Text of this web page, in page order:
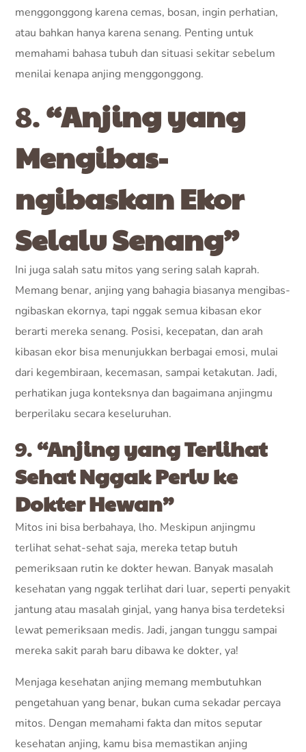
menggonggong karena cemas, bosan, ingin perhatian,
atau bahkan hanya karena senang. Penting untuk
memahami bahasa tubuh dan situasi sekitar sebelum
menilai kenapa anjing menggonggong.
8.“Anjing yang
Mengibas-
ngibaskan Ekor
Selalu Senang”
Ini juga salah satu mitos yang sering salah kaprah.
Memang benar, anjing yang bahagia biasanya mengibas-
ngibaskan ekornya, tapi nggak semua kibasan ekor
berarti mereka senang. Posisi, kecepatan, dan arah
kibasan ekor bisa menunjukkan berbagai emosi, mulai
dari kegembiraan, kecemasan, sampai ketakutan. Jadi,
perhatikan juga konteksnya dan bagaimana anjingmu
berperilaku secara keseluruhan.
9.“Anjing yang Terlihat
Sehat Nggak Perlu ke
Dokter Hewan”
Mitos ini bisa berbahaya, lho. Meskipun anjingmu
terlihat sehat-sehat saja, mereka tetap butuh
pemeriksaan rutin ke dokter hewan. Banyak masalah
kesehatan yang nggak terlihat dari luar, seperti penyakit
jantung atau masalah ginjal, yang hanya bisa terdeteksi
lewat pemeriksaan medis. Jadi, jangan tunggu sampai
mereka sakit parah baru dibawa ke dokter, ya!
Menjaga kesehatan anjing memang membutuhkan
pengetahuan yang benar, bukan cuma sekadar percaya
mitos. Dengan memahami fakta dan mitos seputar
kesehatan anjing, kamu bisa memastikan anjing